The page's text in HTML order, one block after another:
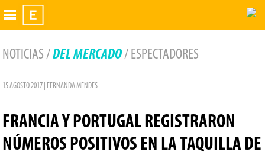
Exhibidor
NOTICIAS /DEL MERCADO/ ESPECTADORES
15 AGOSTO 2017 | FERNANDA MENDES
FRANCIA Y PORTUGAL REGISTRARON
NÚMEROS POSITIVOS EN LA TAQUILLA DE